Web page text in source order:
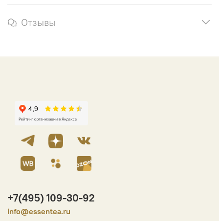
Отзывы
+7(495) 109-30-92
info@essentea.ru